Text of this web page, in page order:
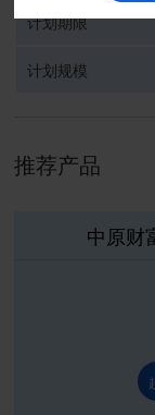
计划期限
计划规模
推荐产品
中原财